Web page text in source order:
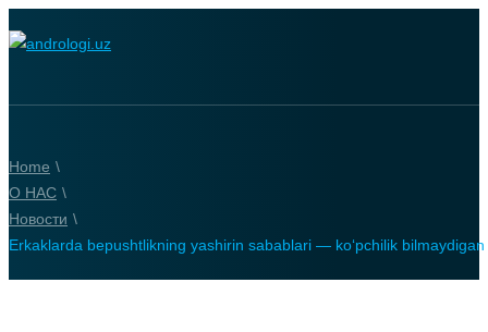
Home \
О НАС \
Новости \
Erkaklarda bepushtlikning yashirin sabablari — ko‘pchilik